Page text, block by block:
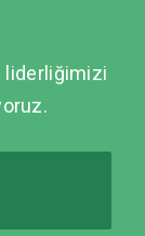
liderliğimizi